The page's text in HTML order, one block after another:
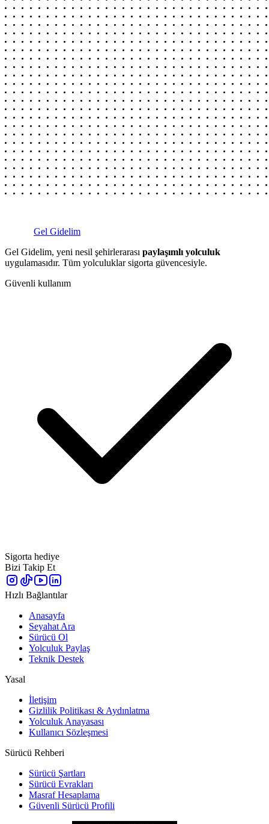
Gel Gidelim
Gel Gidelim, yeni nesil şehirlerarası paylaşımlı yolculuk
uygulamasıdır. Tüm yolculuklar sigorta güvencesiyle.
Güvenli kullanım
Sigorta hediye
Bizi Takip Et
Hızlı Bağlantılar
Anasayfa
Seyahat Ara
Sürücü Ol
Yolculuk Paylaş
Teknik Destek
Yasal
İletişim
Gizlilik Politikası & Aydınlatma
Yolculuk Anayasası
Kullanıcı Sözleşmesi
Sürücü Rehberi
Sürücü Şartları
Sürücü Evrakları
Masraf Hesaplama
Güvenli Sürücü Profili